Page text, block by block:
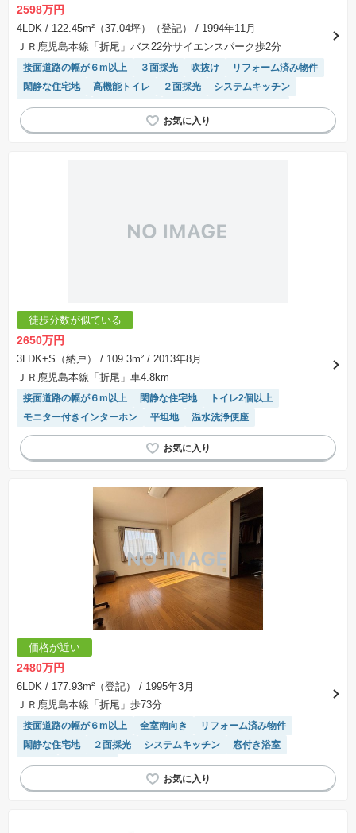
2598万円
4LDK / 122.45m²（37.04坪）（登記）
/ 1994年11月
ＪＲ鹿児島本線「折尾」バス22分サイエンスパーク歩2分
接面道路の幅が６m以上 ３面採光 吹抜け
リフォーム済み物件
閑静な住宅地
高機能トイレ ２面採光
システムキッチン
トイレ2個以上
バリアフリー
モニター付きインターホン
窓付き浴室
IHクッキングヒーター オール電化
徒歩分数が似ている
2650万円
3LDK+S（納戸） / 109.3m² / 2013年8月
ＪＲ鹿児島本線「折尾」車4.8km
接面道路の幅が６m以上 閑静な住宅地
トイレ2個以上
モニター付きインターホン
平坦地 温水洗浄便座
価格が近い
2480万円
6LDK / 177.93m²（登記）
/ 1995年3月
ＪＲ鹿児島本線「折尾」歩73分
接面道路の幅が６m以上 全室南向き
リフォーム済み物件
閑静な住宅地
２面採光 システムキッチン
窓付き浴室
平坦地
陽当り良好